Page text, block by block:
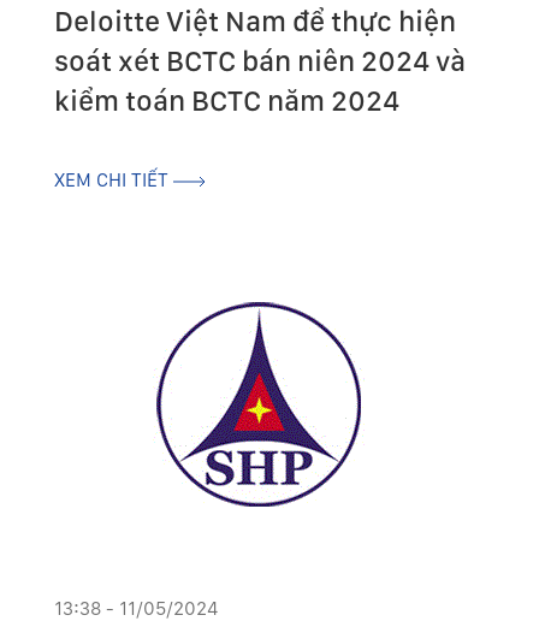
Deloitte Việt Nam để thực hiện
soát xét BCTC bán niên 2024 và
kiểm toán BCTC năm 2024
XEM CHI TIẾT
13:38 - 11/05/2024